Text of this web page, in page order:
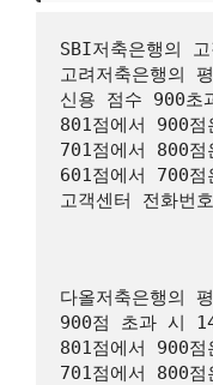
SBI저축은행의
고려저축은행의
신용 점수 900초
801점에서 900
701점에서 800
601점에서 700
고객센터 전화번
다올저축은행의
900점 초과 시
801점에서 900
701점에서 800